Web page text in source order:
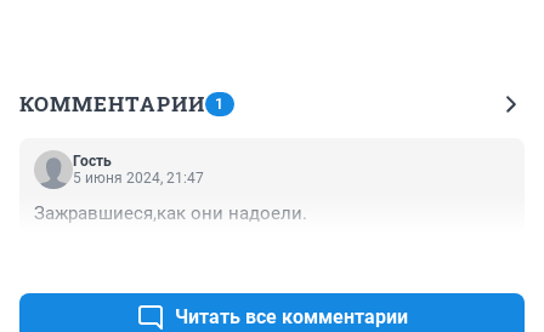
КОММЕНТАРИИ 1
Гость
5 июня 2024, 21:47
Зажравшиеся,как они надоели.
Читать все комментарии